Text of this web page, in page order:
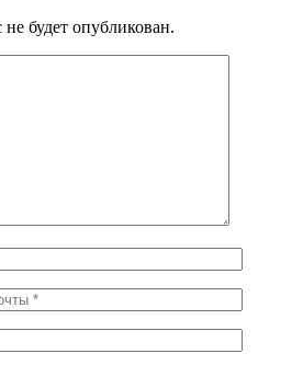
будет опубликован.